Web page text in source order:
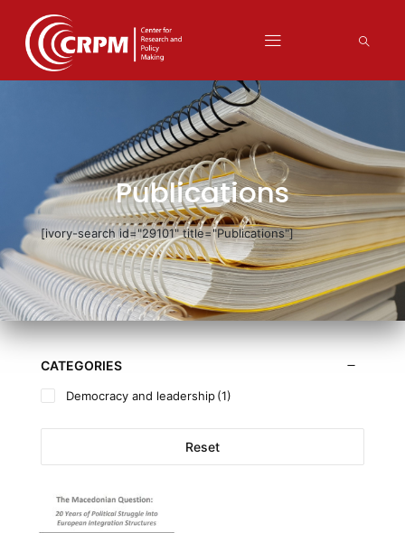
Publications
[ivory-search id="29101" title="Publications"]
CATEGORIES
Democracy and leadership (1)
Reset